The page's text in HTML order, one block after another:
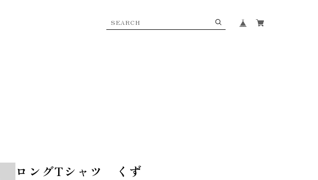
ロングTシャツ くず